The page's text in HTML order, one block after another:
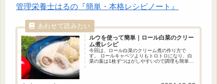
管理栄養士はるの『簡単・本格レシピノート』
ルウを使って簡単｜ロール白菜のクリー
ム煮レシピ
今回は、ロール白菜のクリーム煮の作り方で
す。 ロールキャベツよりもトロトロになり、白
菜の葉は1枚ずつはがしやすいので調理も簡単で